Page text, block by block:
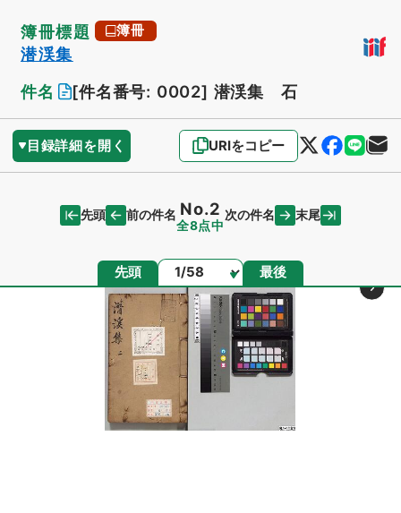
簿冊標題 簿冊
潜渓集
件名
[件名番号: 0002] 潜渓集 石
目録詳細を開く URIをコピー
先頭 前の件名 No.2
全8点中
次の件名 末尾
先頭 ページ 最後